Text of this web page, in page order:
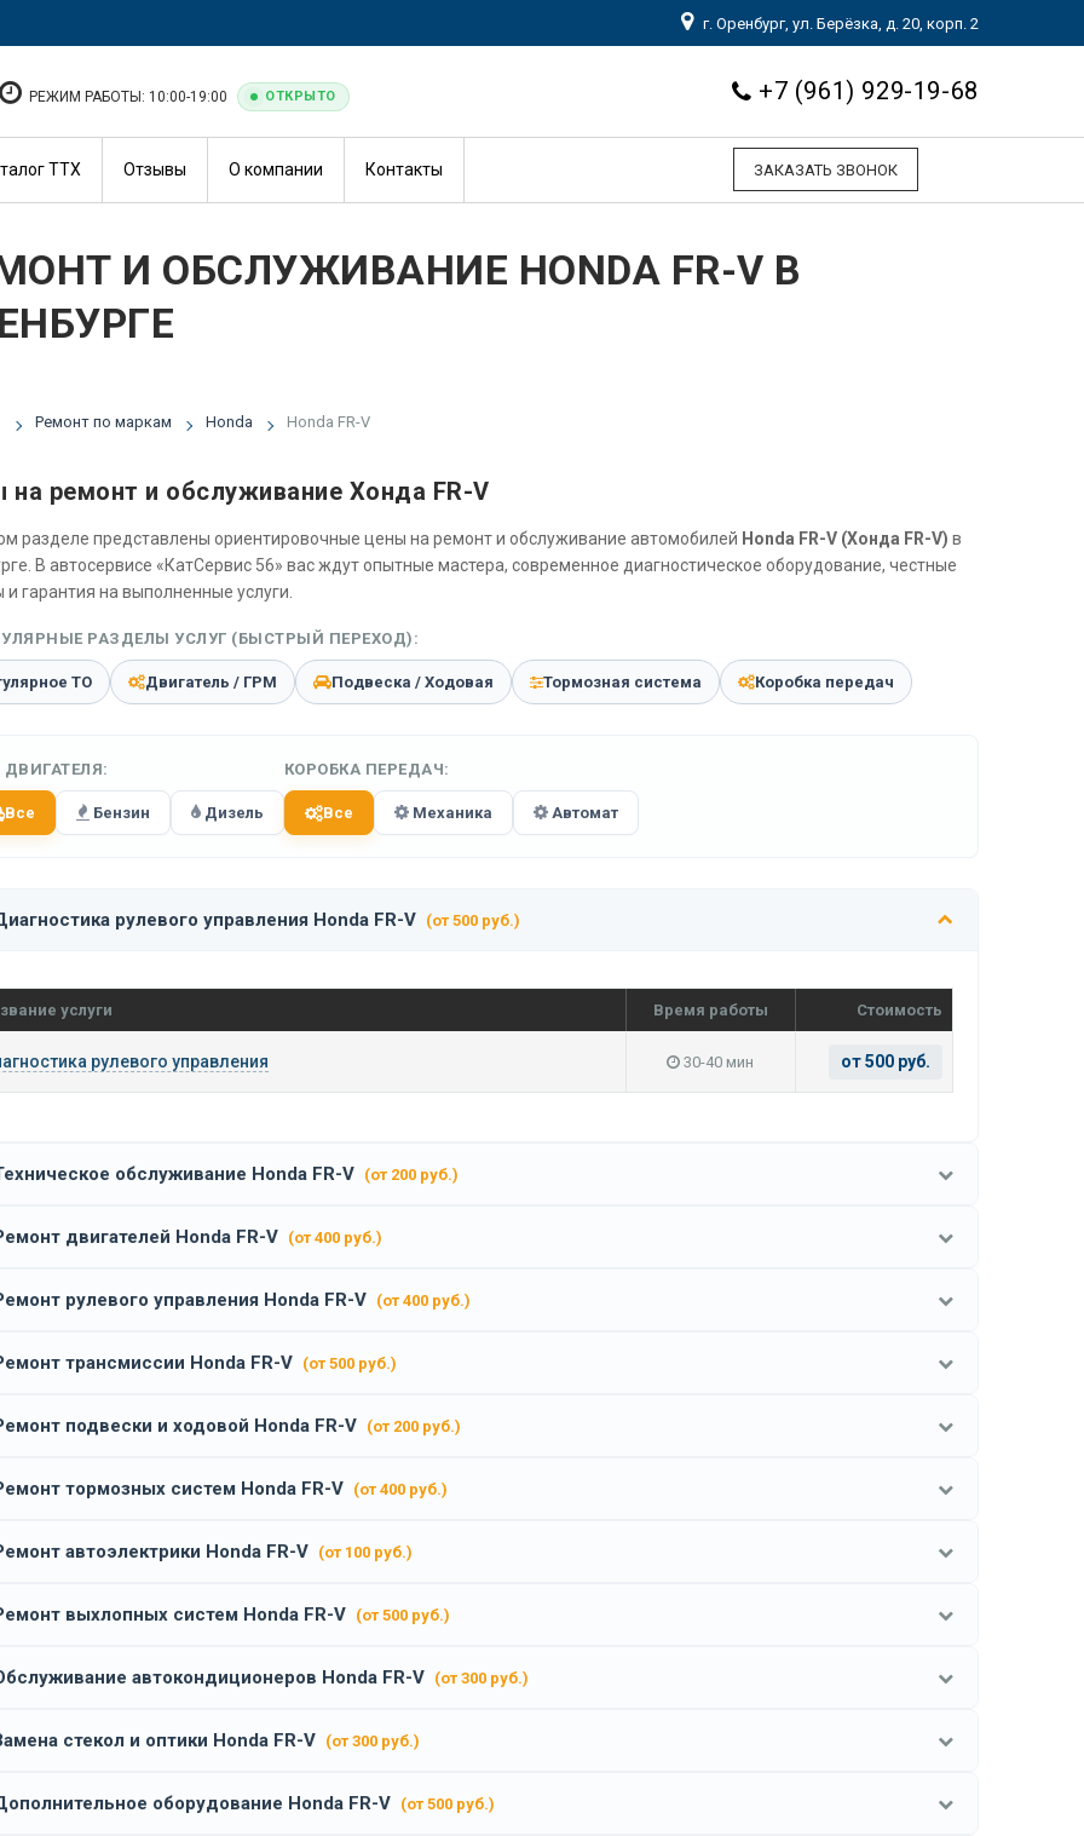
г. Оренбург, ул. Берёзка, д. 20, корп. 2
+7 (961) 929-19-68
РЕЖИМ РАБОТЫ: 10:00-19:00 ОТКРЫТО
ЗАКАЗАТЬ ЗВОНОК
ТТХ Отзывы О компании Контакты
И ОБСЛУЖИВАНИЕ HONDA FR-V В
Ремонт по маркам Honda Honda FR-V
на ремонт и обслуживание Хонда FR-V
разделе представлены ориентировочные цены на ремонт и обслуживание автомобилей Honda FR-V (Хонда FR-V) в
В автосервисе «КатСервис 56» вас ждут опытные мастера, современное диагностическое оборудование, честные
гарантия на выполненные услуги.
РАЗДЕЛЫ УСЛУГ (БЫСТРЫЙ ПЕРЕХОД):
ТО Двигатель / ГРМ Подвеска / Ходовая Тормозная система Коробка передач
Все Бензин Дизель
КОРОБКА ПЕРЕДАЧ:
Все Механика Автомат
рулевого управления Honda FR-V (от 500 руб.)
услуги Время работы Стоимость
рулевого управления 30-40 мин от 500 руб.
обслуживание Honda FR-V (от 200 руб.)
двигателей Honda FR-V (от 400 руб.)
рулевого управления Honda FR-V (от 400 руб.)
трансмиссии Honda FR-V (от 500 руб.)
подвески и ходовой Honda FR-V (от 200 руб.)
тормозных систем Honda FR-V (от 400 руб.)
автоэлектрики Honda FR-V (от 100 руб.)
выхлопных систем Honda FR-V (от 500 руб.)
автокондиционеров Honda FR-V (от 300 руб.)
стекол и оптики Honda FR-V (от 300 руб.)
оборудование Honda FR-V (от 500 руб.)